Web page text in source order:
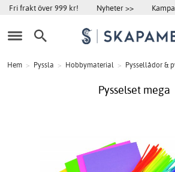
Fri frakt över 999 kr! Nyheter >>
Hem > Pyssla > Hobbymaterial > Pyssellådor &
Pysselset mega